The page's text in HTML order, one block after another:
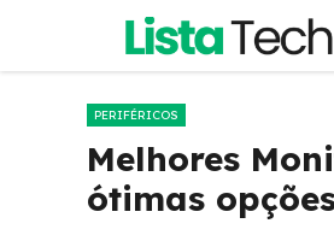
o
PERIFÉRICOS
Melhores
ótimas